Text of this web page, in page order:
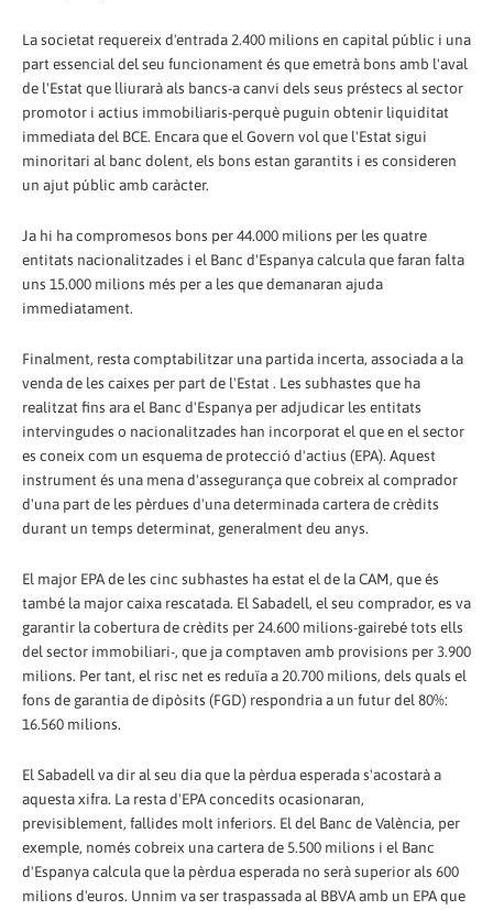
La societat requereix d'entrada 2.400 milions en capital públic i una
part essencial del seu funcionament és que emetrà bons amb l'aval
de l'Estat que lliurarà als bancs-a canvi dels seus préstecs al sector
promotor i actius immobiliaris-perquè puguin obtenir liquiditat
immediata del BCE. Encara que el Govern vol que l'Estat sigui
minoritari al banc dolent, els bons estan garantits i es consideren
un ajut públic amb caràcter.
Ja hi ha compromesos bons per 44.000 milions per les quatre
entitats nacionalitzades i el Banc d'Espanya calcula que faran falta
uns 15.000 milions més per a les que demanaran ajuda
immediatament.
Finalment, resta comptabilitzar una partida incerta, associada a la
venda de les caixes per part de l'Estat . Les subhastes que ha
realitzat fins ara el Banc d'Espanya per adjudicar les entitats
intervingudes o nacionalitzades han incorporat el que en el sector
es coneix com un esquema de protecció d'actius (EPA). Aquest
instrument és una mena d'assegurança que cobreix al comprador
d'una part de les pèrdues d'una determinada cartera de crèdits
durant un temps determinat, generalment deu anys.
El major EPA de les cinc subhastes ha estat el de la CAM, que és
també la major caixa rescatada. El Sabadell, el seu comprador, es va
garantir la cobertura de crèdits per 24.600 milions-gairebé tots ells
del sector immobiliari-, que ja comptaven amb provisions per 3.900
milions. Per tant, el risc net es reduïa a 20.700 milions, dels quals el
fons de garantia de dipòsits (FGD) respondria a un futur del 80%:
16.560 milions.
El Sabadell va dir al seu dia que la pèrdua esperada s'acostarà a
aquesta xifra. La resta d'EPA concedits ocasionaran,
previsiblement, fallides molt inferiors. El del Banc de València, per
exemple, només cobreix una cartera de 5.500 milions i el Banc
d'Espanya calcula que la pèrdua esperada no serà superior als 600
milions d'euros. Unnim va ser traspassada al BBVA amb un EPA que